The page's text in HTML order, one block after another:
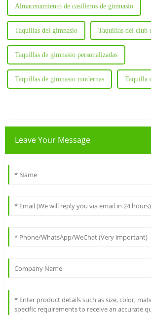
Almacenamiento de casilleros de gimnasio
Taquillas del gimnasio Taquillas del club
Taquillas de gimnasio personalizadas
Taquillas de gimnasio modernas Taquilla
Leave Your Message